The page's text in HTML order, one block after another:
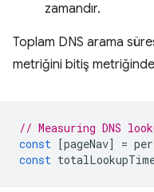
zamandır.
Toplam DNS arama
metriğini bitiş
// Measuring DNS
const
[pageNav] =
const